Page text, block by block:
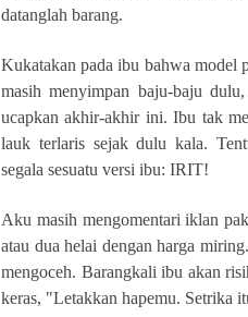
datanglah barang.
Kukatakan pada ibu bahwa model
masih menyimpan baju-baju
ucapkan akhir-akhir ini. Ibu tak
lauk terlaris sejak dulu kala.
segala sesuatu versi ibu: IRIT!
Aku masih mengomentari iklan
atau dua helai dengan harga
mengoceh. Barangkali ibu akan
keras, "Letakkan hapemu. Setrika